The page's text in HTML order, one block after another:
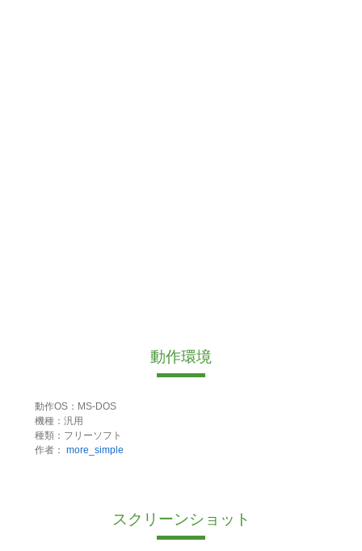
動作環境
動作OS：MS-DOS
機種：汎用
種類：フリーソフト
作者： more_simple
スクリーンショット